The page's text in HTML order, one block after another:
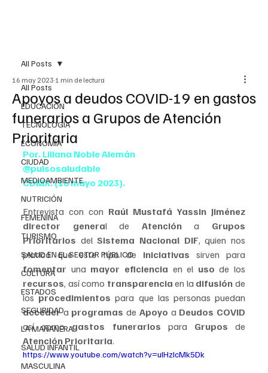
All Posts
EDUCACIÓN
TECNOLOGÍA
ECONOMÍA
CIUDAD
MEDIOAMBIENTE
NUTRICIÓN
FEMENINA
TURISMO
SALUD EN EL SECTOR PÚBLICO
CULTURA
ESTADOS
SEGURIDAD
LA MAÑANERA
SALUD INFANTIL
MASCULINA
All Posts
Apoyos a deudos COVID-19 en gastos
funerarios a Grupos de Atención
Prioritaria
16 may 2023 1 min de lectura
Por. Liliana Noble Alemán
@pulsosaludable
CDMX. (16 mayo 2023).
Entrevista con con Raúl Mustafá Yassin Jiménez
director general de Atención a Grupos
Prioritarios del Sistema Nacional DIF, quien nos
platicó que este tipo de iniciativas
fomentar una mayor eficiencia en el uso
recursos, así como transparencia en la difusión de
los procedimientos
acceder a programas de Apoyo a
así como gastos funerarios para Grupos
Atención Prioritaria.
https://www.youtube.com/watch?v=ulHzIcMk5Dk